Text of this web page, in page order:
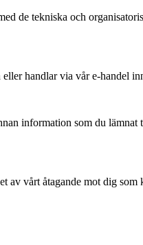
de tekniska och
handlar via vår e-handel
information som du
vårt åtagande mot dig